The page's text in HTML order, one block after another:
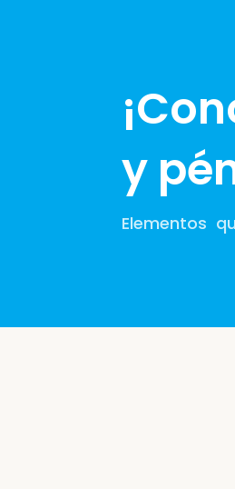
y
Elementos